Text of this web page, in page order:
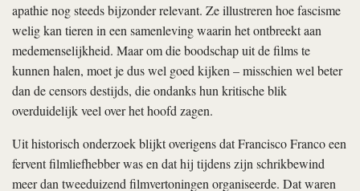
apathie nog steeds bijzonder relevant. Ze illustreren hoe fascisme
welig kan tieren in een samenleving waarin het ontbreekt aan
medemenselijkheid. Maar om die boodschap uit de films te
kunnen halen, moet je dus wel goed kijken – misschien wel beter
dan de censors destijds, die ondanks hun kritische blik
overduidelijk veel over het hoofd zagen.
Uit historisch onderzoek blijkt overigens dat Francisco Franco een
fervent filmliefhebber was en dat hij tijdens zijn schrikbewind
meer dan tweeduizend filmvertoningen organiseerde. Dat waren